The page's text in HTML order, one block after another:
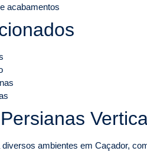
acabamentos
ambientes em Caçador,